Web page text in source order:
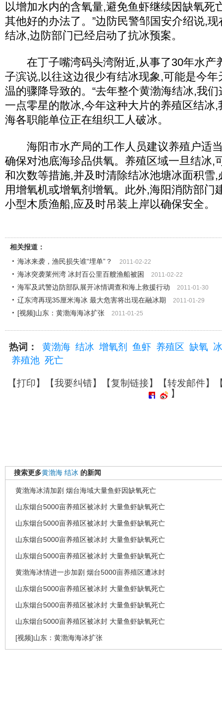
以增加水内的含氧量,避免鱼虾继续因缺氧死
其他好的办法了。”边防民警邹国安介绍说,
结冰,边防部门已经启动了抗冰预案。
在丁子嘴湾码头湾附近,从事了30年水产
子滨说,以往这边很少有结冰现象,可能是今
温的骤降导致的。“去年整个黄渤海结冰,我
一点零星的散冰,今年这种大片的养殖区结冰,
海各职能单位正在组织工人破冰。
海阳市水产局的工作人员建议养殖户适
确保对池底海珍品供氧。养殖区域一旦结冰,
和次数等措施,并及时清除结冰池塘冰面积雪
用增氧机或增氧剂增氧。此外,海阳消防部门
小型木质渔船,应及时吊装上岸以确保安全。
相关报道：
海冰来袭，渔民损失谁“埋单”？
2011-02-22
海冰突袭莱州湾 冰封百公里百艘渔船被困 2011-02-22
海军及武警边防部队展开冰情调查和海上救援行动 2011-01-30
辽东湾再现35厘米海冰 最大危害将出现在融冰期 2011-01-29
[视频]山东：黄渤海海冰扩张 2011-01-25
热词： 黄渤海 结冰 增氧剂 鱼虾 养殖区 缺氧
养殖池 死亡
【打印】【我要纠错】【复制链接】【转发邮件】
】
搜索更多黄渤海 结冰 的新闻
黄渤海冰清加剧 烟台海域大量鱼虾因缺氧死亡
山东烟台5000亩养殖区被冰封 大量鱼虾缺氧死亡
山东烟台5000亩养殖区被冰封 大量鱼虾缺氧死亡
山东烟台5000亩养殖区被冰封 大量鱼虾缺氧死亡
山东烟台5000亩养殖区被冰封 大量鱼虾缺氧死亡
黄渤海冰情进一步加剧 烟台5000亩养殖区遭冰封
山东烟台5000亩养殖区被冰封 大量鱼虾缺氧死亡
山东烟台5000亩养殖区被冰封 大量鱼虾缺氧死亡
山东烟台5000亩养殖区被冰封 大量鱼虾缺氧死亡
[视频]山东：黄渤海海冰扩张